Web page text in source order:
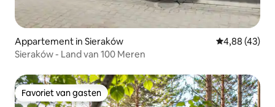
Appartement in Sieraków Gemiddelde
4,88 (43)
Sieraków - Land van 100 Meren
Favoriet van gasten
Favoriet van gasten